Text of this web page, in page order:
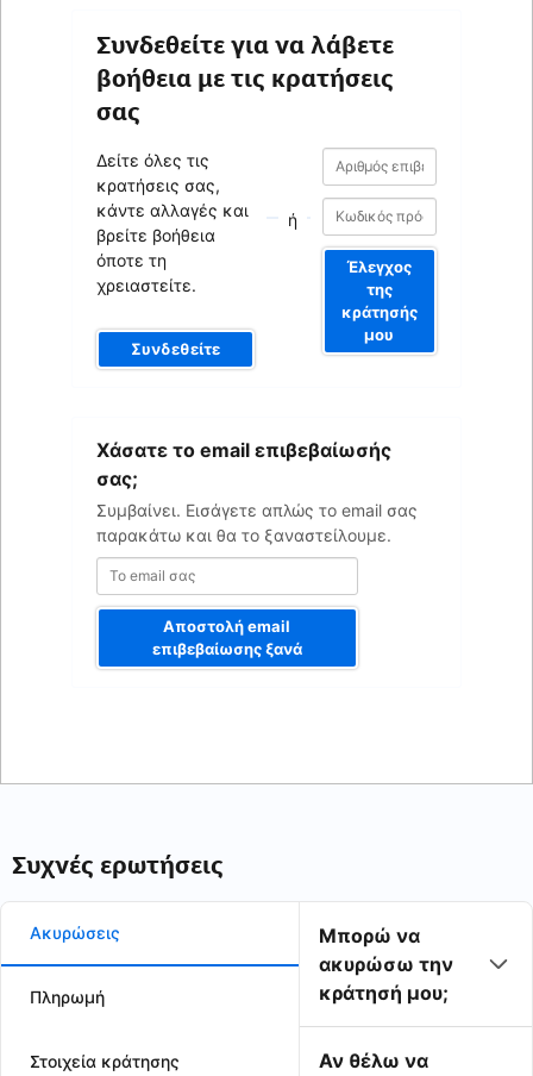
Συνδεθείτε για να λάβετε
βοήθεια με τις κρατήσεις
σας
Δείτε όλες τις
κρατήσεις σας,
κάντε αλλαγές και
βρείτε βοήθεια
όποτε τη
χρειαστείτε.
Συνδεθείτε
ή
Αριθμός
επιβεβαίωσης
Αριθμός
επιβεβαίωσης
Έλεγχος
της
κράτησής
μου
Χάσατε το email επιβεβαίωσής
σας;
Συμβαίνει. Εισάγετε απλώς το email σας
παρακάτω και θα το ξαναστείλουμε.
email
Αποστολή email
επιβεβαίωσης ξανά
Συχνές ερωτήσεις
Ακυρώσεις
Πληρωμή
Στοιχεία κράτησης
Μπορώ να
ακυρώσω την
κράτησή μου;
Αν θέλω να